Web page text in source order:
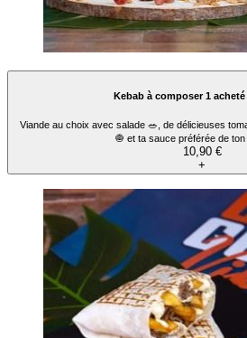
Kebab à composer 1
Viande au choix avec salade 🥗, de délicieuses
🧅 et ta sauce préférée de
10,90 €
+